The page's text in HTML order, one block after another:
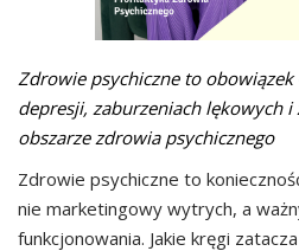
Zdrowie psychiczne to obowiązek
depresji, zaburzeniach lękowych
obszarze zdrowia psychicznego
Zdrowie psychiczne to
nie marketingowy wytrych, a
funkcjonowania. Jakie kręgi